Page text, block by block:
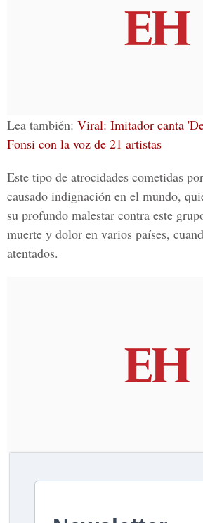
Lea también: Viral: Imitador canta
Fonsi con la voz de 21 artistas
Este tipo de atrocidades cometidas
causado indignación en el mundo,
su profundo malestar contra este
muerte y dolor en varios países,
atentados.